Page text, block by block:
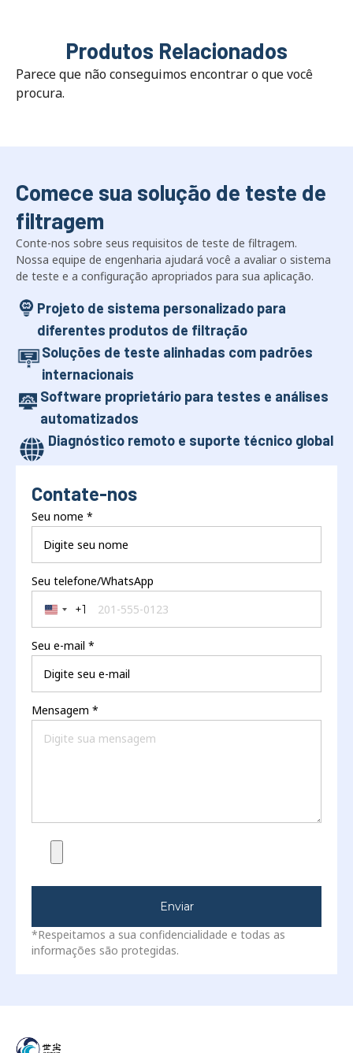
Produtos Relacionados
Parece que não conseguimos encontrar o que você
procura.
Comece sua solução de teste de
filtragem
Conte-nos sobre seus requisitos de teste de filtragem.
Nossa equipe de engenharia ajudará você a avaliar o sistema
de teste e a configuração apropriados para sua aplicação.
Projeto de sistema personalizado para
diferentes produtos de filtração
Soluções de teste alinhadas com padrões
internacionais
Software proprietário para testes e análises
automatizados
Diagnóstico remoto e suporte técnico global
Contate-nos
Seu nome *
Seu telefone/WhatsApp
United States +1
+1
Seu e-mail *
Mensagem *
Enviar
*Respeitamos a sua confidencialidade e todas as
informações são protegidas.